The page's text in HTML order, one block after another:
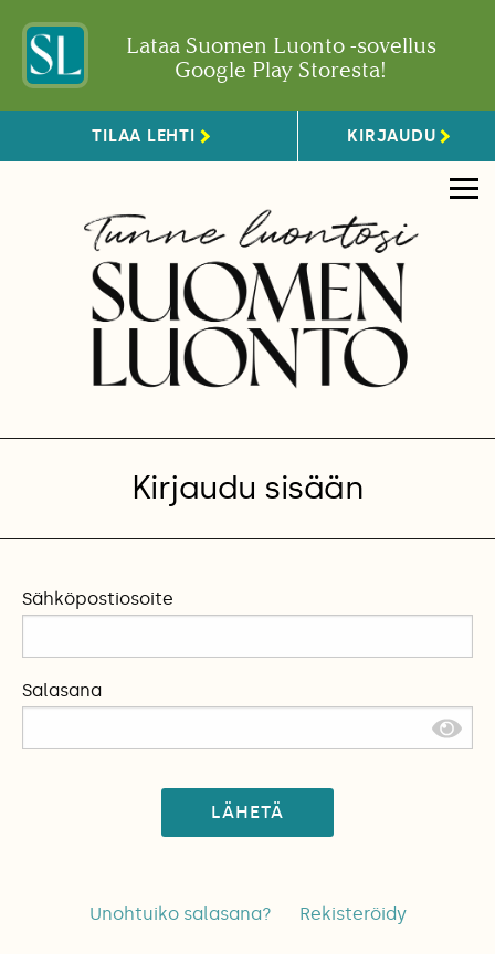
Lataa Suomen Luonto -sovellus
Google Play Storesta!
TILAA LEHTI KIRJAUDU
Kirjaudu sisään
Sähköpostiosoite
Salasana
LÄHETÄ
Unohtuiko salasana? Rekisteröidy